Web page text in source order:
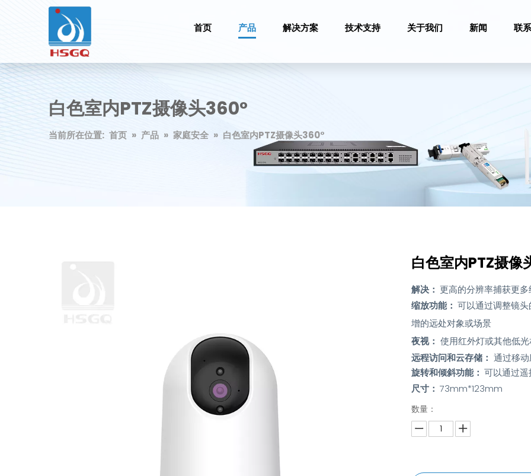
首页 产品 解决方案 技术支持 关于我们 新闻 联
白色室内PTZ摄像头360°
当前所在位置: 首页 » 产品 » 家庭安全 » 白色室内PTZ摄像头360°
白色室内PTZ摄像
解决： 更高的分辨率捕获更
缩放功能： 可以通过调整镜
增的远处对象或场景
夜视： 使用红外灯或其他低
远程访问和云存储： 通过移
旋转和倾斜功能： 可以通过
尺寸： 73mm*123mm
数量：